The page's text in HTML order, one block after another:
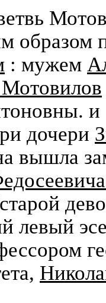
образом
: мужем
и
дочери
вышла
левый